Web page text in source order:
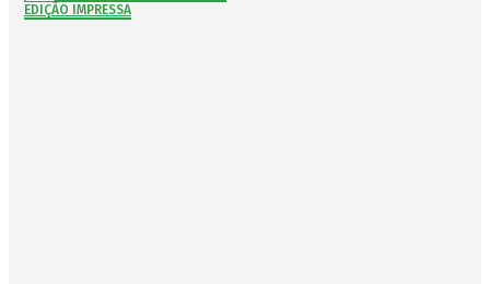
EDIÇÃO IMPRESSA